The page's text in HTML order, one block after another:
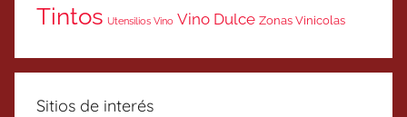
Tintos Utensilios Vino Vino Dulce Zonas Vinicolas
Sitios de interés